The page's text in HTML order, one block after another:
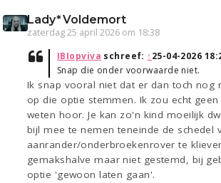
Lady*Voldemort
zaterdag 25 april 2026 om 18:38
IBIopviva schreef: ↑25-04-2026
Snap die onder voorwaarde niet.
Ik snap vooral niet dat er dan toch nog
op die optie stemmen. Ik zou echt
weten hoor. Je kan zo'n kind moeilijk
bijl mee te nemen teneinde de schedel
aanrander/onderbroekenrover te
gemakshalve maar niet gestemd, bij
optie 'gewoon laten gaan'.